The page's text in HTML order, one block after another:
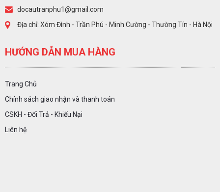
docautranphu1@gmail.com
Địa chỉ: Xóm Đình - Trần Phú - Minh Cường - Thường Tín - Hà Nội
HƯỚNG DẪN MUA HÀNG
Trang Chủ
Chính sách giao nhận và thanh toán
CSKH - Đổi Trả - Khiếu Nại
Liên hệ